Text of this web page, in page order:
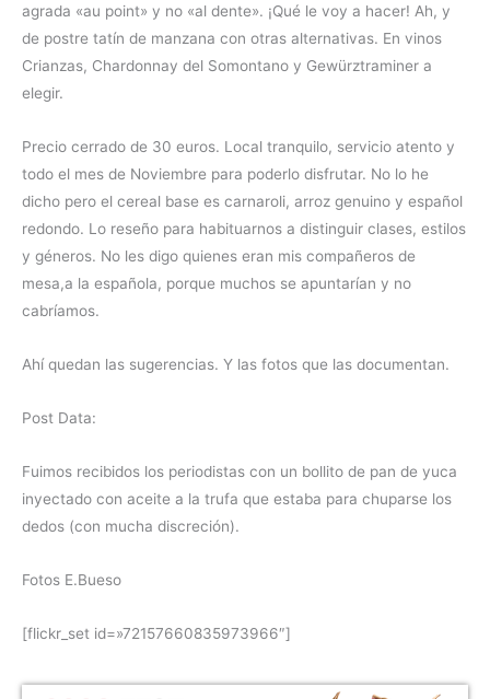
agrada «au point» y no «al dente». ¡Qué le voy a hacer! Ah, y
de postre tatín de manzana con otras alternativas. En vinos
Crianzas, Chardonnay del Somontano y Gewürztraminer a
elegir.
Precio cerrado de 30 euros. Local tranquilo, servicio atento y
todo el mes de Noviembre para poderlo disfrutar. No lo he
dicho pero el cereal base es carnaroli, arroz genuino y español
redondo. Lo reseño para habituarnos a distinguir clases, estilos
y géneros. No les digo quienes eran mis compañeros de
mesa,a la española, porque muchos se apuntarían y no
cabríamos.
Ahí quedan las sugerencias. Y las fotos que las documentan.
Post Data:
Fuimos recibidos los periodistas con un bollito de pan de yuca
inyectado con aceite a la trufa que estaba para chuparse los
dedos (con mucha discreción).
Fotos E.Bueso
[flickr_set id=»72157660835973966″]